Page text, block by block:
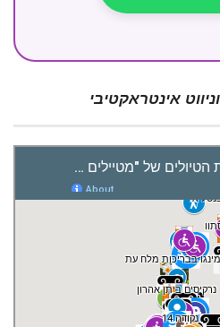
אינטראקטיבי